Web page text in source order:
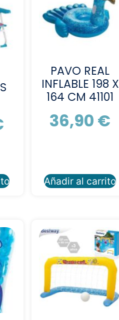
PAVO REAL
INFLABLE 198 X
164 CM 41101
36,90 €
Añadir al carrito